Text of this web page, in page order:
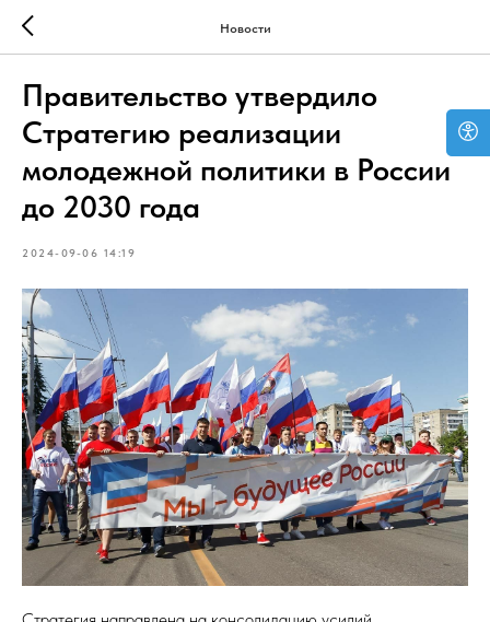
Новости
Правительство утвердило
Стратегию реализации
молодежной политики в России
до 2030 года
2024-09-06 14:19